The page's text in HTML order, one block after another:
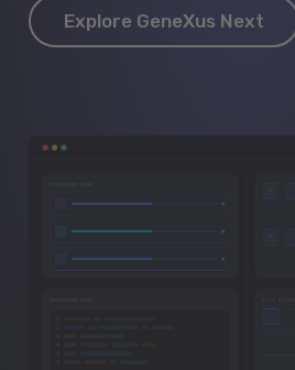
Explore GeneXus Next